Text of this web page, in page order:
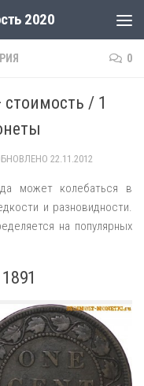
2020
0
/ 1
22.11.2012
может колебаться в
и разновидности.
на популярных